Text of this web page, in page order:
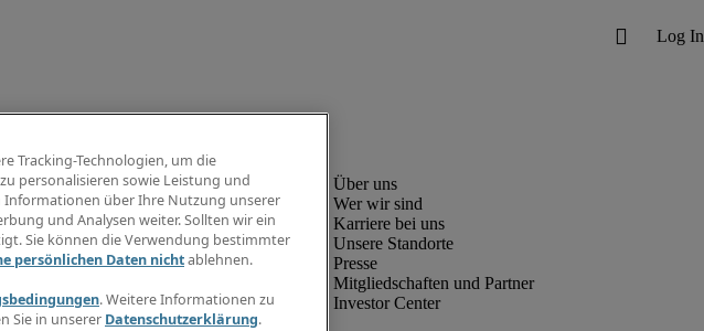
Wer wir sind
Karriere bei uns
Unsere Standorte
Presse
Mitgliedschaften und Partner
Investor Center
Tracking-Technologien, um die
personalisieren sowie Leistung und
Informationen über Ihre Nutzung unserer
und Analysen weiter. Sollten wir ein
Sie können die Verwendung bestimmter
persönlichen Daten nichtablehnen.
. Weitere Informationen zu
Sie in unserer Datenschutzerklärung.